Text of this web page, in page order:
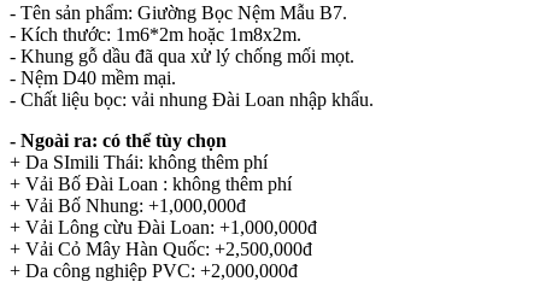
- Tên sản phẩm: Giường Bọc Nệm Mẫu B7.
- Kích thước: 1m6*2m hoặc 1m8x2m.
- Khung gỗ dầu đã qua xử lý chống mối mọt.
- Nệm D40 mềm mại.
- Chất liệu bọc: vải nhung Đài Loan nhập khẩu.
- Ngoài ra: có thể tùy chọn
+ Da SImili Thái: không thêm phí
+ Vải Bố Đài Loan : không thêm phí
+ Vải Bố Nhung: +1,000,000đ
+ Vải Lông cừu Đài Loan: +1,000,000đ
+ Vải Cỏ Mây Hàn Quốc: +2,500,000đ
+ Da công nghiệp PVC: +2,000,000đ